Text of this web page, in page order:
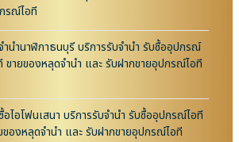
รณ์ไอที
ำนำนาฬิกาธนบุรี บริการรับจำนำ รับซื้ออุปกรณ์
ขายของหลุดจำนำ และ รับฝากขายอุปกรณ์ไอที
อไอโฟนเสนา บริการรับจำนำ รับซื้ออุปกรณ์ไอที
ของหลุดจำนำ และ รับฝากขายอุปกรณ์ไอที